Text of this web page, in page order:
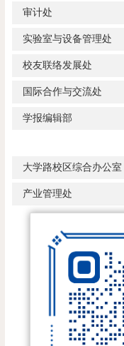
审计处
实验室与设备管理处
校友联络发展处
国际合作与交流处
学报编辑部
大学路校区综合办公室
产业管理处